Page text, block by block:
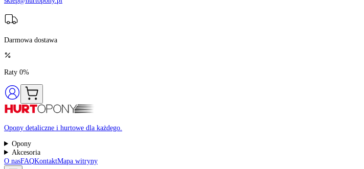
sklep@hurtopony.pl
Darmowa dostawa
Raty 0%
Opony detaliczne i hurtowe dla każdego.